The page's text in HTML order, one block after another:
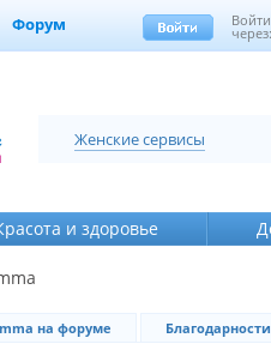
Форум Войти
Женские сервисы
и здоровье
на форуме